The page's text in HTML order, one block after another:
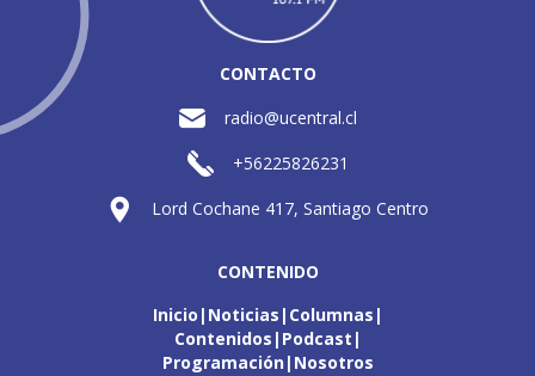
CONTACTO
radio@ucentral.cl
+56225826231
Lord Cochane 417, Santiago Centro
CONTENIDO
Inicio Noticias Columnas
Contenidos Podcast
Programación Nosotros